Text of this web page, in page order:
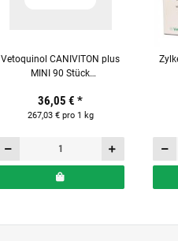
Vetoquinol CANIVITON plus
MINI 90 Stück
Hunde & Katzen
36,05 € *
267,03 € pro 1 kg